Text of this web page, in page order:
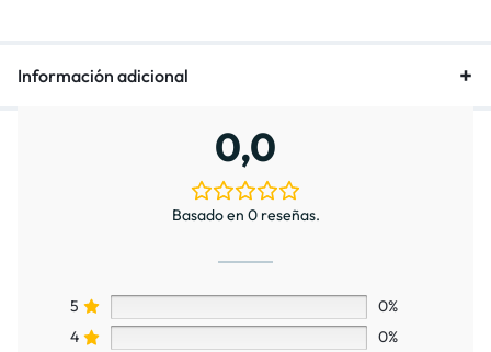
Información adicional
0,0
Basado en 0 reseñas.
5
0%
4
0%